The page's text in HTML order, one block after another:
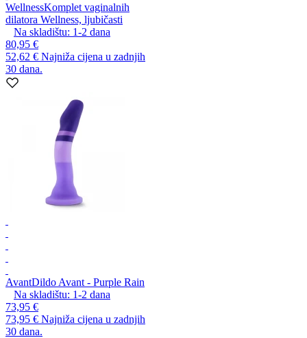
WellnessKomplet vaginalnih
dilatora Wellness, ljubičasti
Na skladištu: 1-2 dana
80,95 €
52,62 € Najniža cijena u zadnjih
30 dana.
AvantDildo Avant - Purple Rain
Na skladištu: 1-2 dana
73,95 €
73,95 € Najniža cijena u zadnjih
30 dana.